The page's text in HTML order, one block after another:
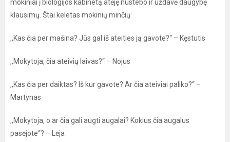
mokiniai į biologijos kabinetą atėję nustebo ir uždavė daugybę
klausimų. Štai keletas mokinių minčių:
,,Kas čia per mašina? Jūs gal iš ateities ją gavote?‘‘ – Kęstutis
,,Mokytoja, čia ateivių laivas?‘‘ – Nojus
,,Kas čia per daiktas? Iš kur gavote? Ar čia ateiviai paliko?‘‘ –
Martynas
,,Mokytoja, o ar čia gali augti augalai? Kokius čia augalus
pasėjote‘‘? – Lėja